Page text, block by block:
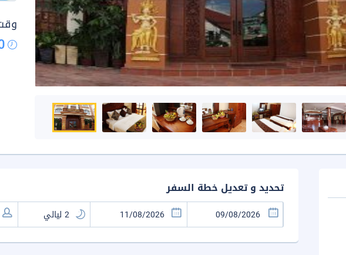
تحديد و تعديل خطة السفر